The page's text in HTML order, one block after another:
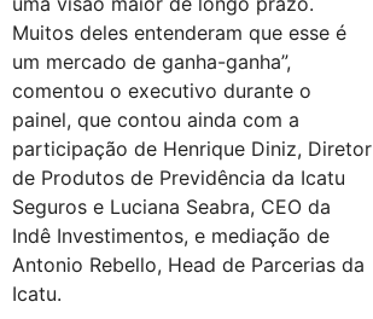
Muitos deles entenderam que esse é
um mercado de ganha-ganha”,
comentou o executivo durante o
painel, que contou ainda com a
participação de Henrique Diniz, Diretor
de Produtos de Previdência da Icatu
Seguros e Luciana Seabra, CEO da
Indê Investimentos, e mediação de
Antonio Rebello, Head de Parcerias da
Icatu.